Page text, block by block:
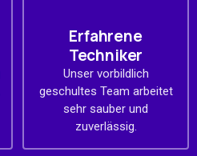
Erfahrene
Techniker
Unser vorbildlich
geschultes Team arbeitet
sehr sauber und
zuverlässig.